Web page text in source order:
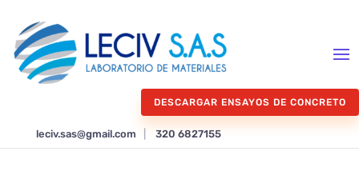
DESCARGAR ENSAYOS DE CONCRETO
leciv.sas@gmail.com 320 6827155